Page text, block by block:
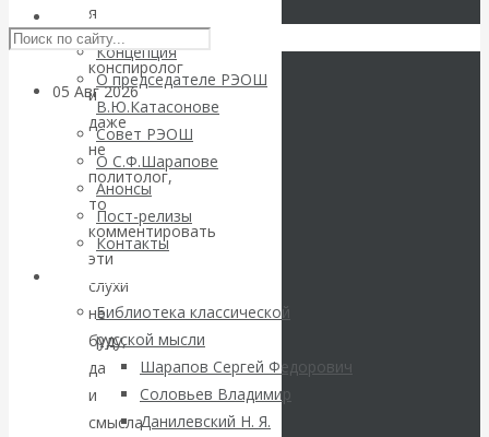
РЭОШ
Концепция
О председателе РЭОШ
В.Ю.Катасонове
Совет РЭОШ
О С.Ф.Шарапове
Анонсы
Пост-релизы
Контакты
Библиотека классической
русской мысли
Шарапов Сергей Федорович
Соловьев Владимир
Данилевский Н. Я.
Брестский мир
05 Авг 2026Деньги
Валентин
Катасонов. Еще
раз на тему
блокировки
банковских
счетов
я
не
конспиролог
и
даже
не
политолог,
то
комментировать
эти
слухи
не
буду,
да
и
смысла